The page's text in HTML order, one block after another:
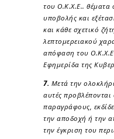
του Ο.Κ.Χ.Ε.. θέματα
υποβολής και
και κάθε σχετικό
λεπτομερειακού
απόφαση του
Εφημερίδα της
7. Μετά την
αυτές προβλέπονται
παραγράφους,
την αποδοχή ή την
την έγκριση του